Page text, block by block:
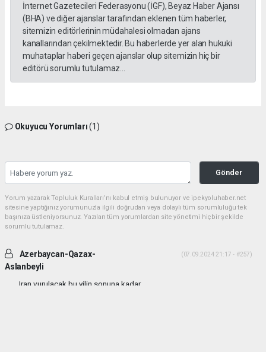
İnternet Gazetecileri Federasyonu (İGF), Beyaz Haber Ajansı
(BHA) ve diğer ajanslar tarafından eklenen tüm haberler,
sitemizin editörlerinin müdahalesi olmadan ajans
kanallarından çekilmektedir. Bu haberlerde yer alan hukuki
muhataplar haberi geçen ajanslar olup sitemizin hiç bir
editörü sorumlu tutulamaz...
Okuyucu Yorumları(1)
Gönder
Yorum yazarak Topluluk Kuralları’nı kabul etmiş bulunuyor ve ipekyoluhaber.net
sitesine yaptığınız yorumunuzla ilgili doğrudan veya dolaylı tüm sorumluluğu tek
başınıza üstleniyorsunuz. Yazılan tüm yorumlardan site yönetimi hiçbir şekilde
sorumlu tutulamaz.
Azerbaycan-Qazax-
Aslanbeyli
(07.09.2024 21:17 - #257)
Iran vurulacak bu yilin sonuna kadar...